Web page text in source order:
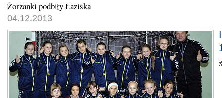
Żorzanki podbiły Łaziska
04.12.2013